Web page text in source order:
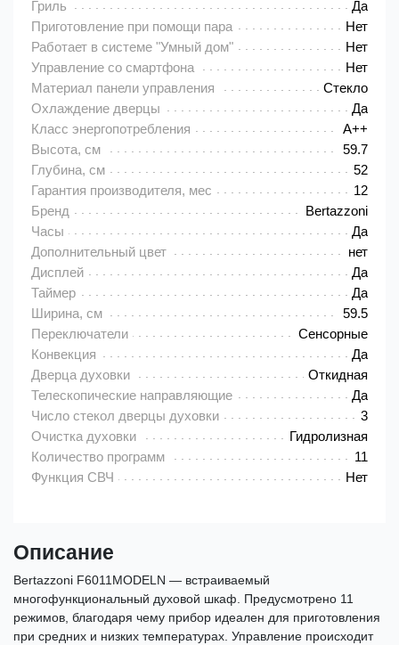
Гриль
Да
Приготовление при помощи пара
Нет
Работает в системе "Умный дом"
Нет
Управление со смартфона
Нет
Материал панели управления
Стекло
Охлаждение дверцы
Да
Класс энергопотребления
A++
Высота, см
59.7
Глубина, см
52
Гарантия производителя, мес
12
Бренд
Bertazzoni
Часы
Да
Дополнительный цвет
нет
Дисплей
Да
Таймер
Да
Ширина, см
59.5
Переключатели
Сенсорные
Конвекция
Да
Дверца духовки
Откидная
Телескопические направляющие
Да
Число стекол дверцы духовки
3
Очистка духовки
Гидролизная
Количество программ
11
Функция СВЧ
Нет
Описание
Bertazzoni F6011MODELN — встраиваемый
многофункциональный духовой шкаф. Предусмотрено 11
режимов, благодаря чему прибор идеален для приготовления
при средних и низких температурах. Управление происходит